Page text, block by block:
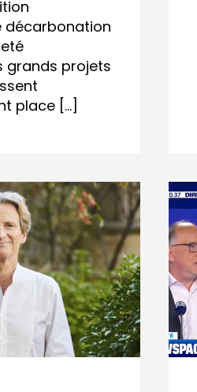
décarbonation
grands projets
place […]